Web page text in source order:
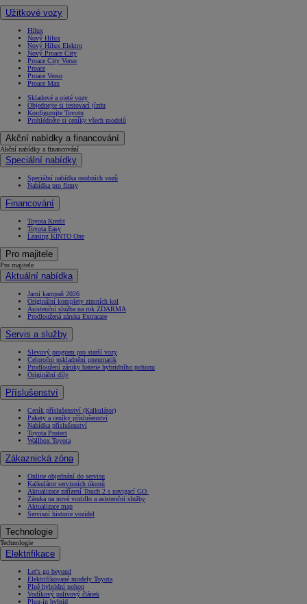
Užitkové vozy
Hilux
Nový Hilux
Nový Hilux Elektro
Nový Proace City
Proace City Verso
Proace
Proace Verso
Proace Max
Skladové a ojeté vozy
Objednejte si testovací jízdu
Konfigurujte Toyotu
Prohlédněte si ceníky všech modelů
Akční nabídky a financování
Akční nabídky a financování
Speciální nabídky
Speciální nabídka osobních vozů
Nabídka pro firmy
Financování
Toyota Kredit
Toyota Easy
Leasing KINTO One
Pro majitele
Pro majitele
Aktuální nabídka
Jarní kampaň 2026
Originální komplety zimních kol
Asistenční služba na rok ZDARMA
Prodloužená záruka Extracare
Servis a služby
Slevový program pro starší vozy
Celoroční uskladnění pneumatik
Prodloužení záruky baterie hybridního pohonu
Originální díly
Příslušenství
Ceník příslušenství (Kalkulátor)
Pakety a ceníky příslušenství
Nabídka příslušenství
Toyota Protect
Wallbox Toyota
Zákaznická zóna
Online objednání do servisu
Kalkulátor servisních úkonů
Aktualizace zařízení Touch 2 s navigací GO
Záruka na nové vozidlo a asistenční služby
Aktualizace map
Servisní historie vozidel
Technologie
Technologie
Elektrifikace
Let's go beyond
Elektrifikované modely Toyota
Plně hybridní pohon
Vodíkový palivový článek
Plug-in hybrid